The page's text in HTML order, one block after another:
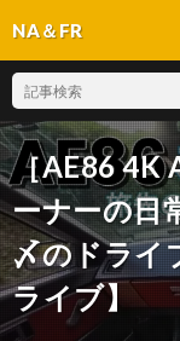
NA＆FR
［AE86 4K
ーナーの日
〆のドライ
ライブ】